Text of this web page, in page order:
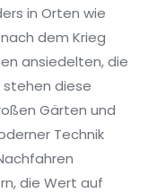
in Orten wie
dem Krieg
ansiedelten, die
diese
Gärten und
Technik
die Wert auf